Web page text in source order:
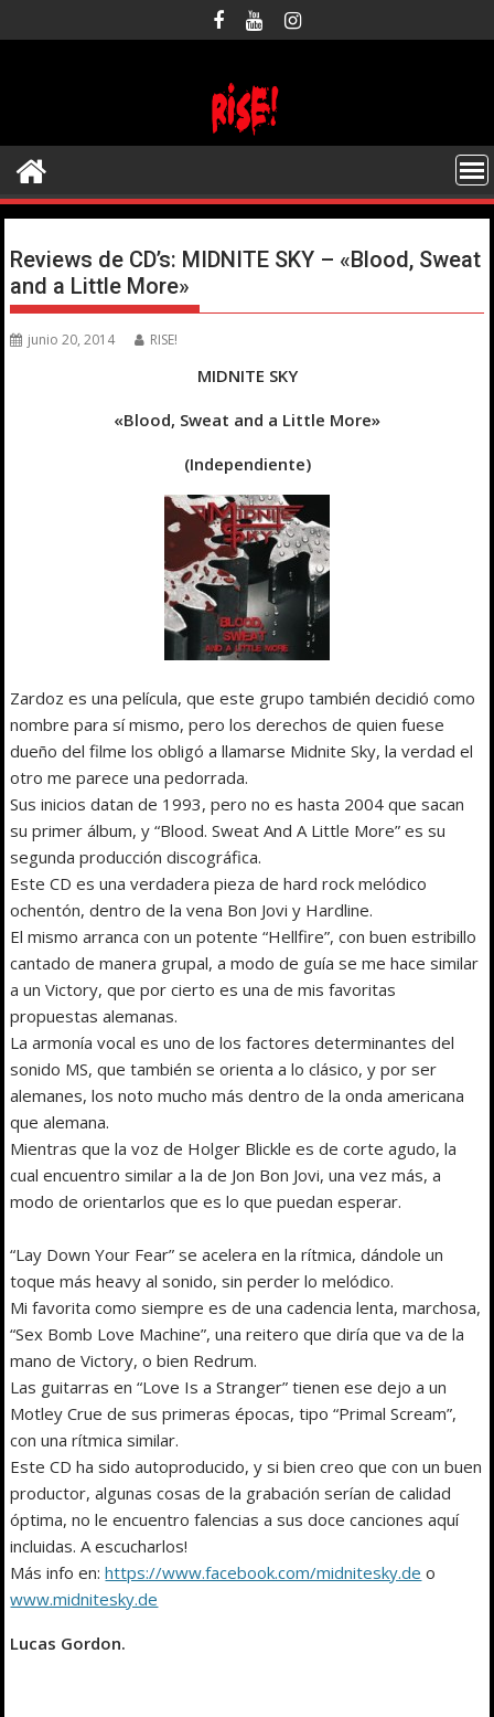
al
Reviews de CD’s: MIDNITE SKY – «Blood, Sweat
and a Little More»
junio 20, 2014 RISE!
MIDNITE SKY
«Blood, Sweat and a Little More»
(Independiente)
Zardoz es una película, que este grupo también decidió como
nombre para sí mismo, pero los derechos de quien fuese
dueño del filme los obligó a llamarse Midnite Sky, la verdad el
otro me parece una pedorrada.
Sus inicios datan de 1993, pero no es hasta 2004 que sacan
su primer álbum, y “Blood. Sweat And A Little More” es su
segunda producción discográfica.
Este CD es una verdadera pieza de hard rock melódico
ochentón, dentro de la vena Bon Jovi y Hardline.
El mismo arranca con un potente “Hellfire”, con buen estribillo
cantado de manera grupal, a modo de guía se me hace similar
a un Victory, que por cierto es una de mis favoritas
propuestas alemanas.
La armonía vocal es uno de los factores determinantes del
sonido MS, que también se orienta a lo clásico, y por ser
alemanes, los noto mucho más dentro de la onda americana
que alemana.
Mientras que la voz de Holger Blickle es de corte agudo, la
cual encuentro similar a la de Jon Bon Jovi, una vez más, a
modo de orientarlos que es lo que puedan esperar.
“Lay Down Your Fear” se acelera en la rítmica, dándole un
toque más heavy al sonido, sin perder lo melódico.
Mi favorita como siempre es de una cadencia lenta, marchosa,
“Sex Bomb Love Machine”, una reitero que diría que va de la
mano de Victory, o bien Redrum.
Las guitarras en “Love Is a Stranger” tienen ese dejo a un
Motley Crue de sus primeras épocas, tipo “Primal Scream”,
con una rítmica similar.
Este CD ha sido autoproducido, y si bien creo que con un buen
productor, algunas cosas de la grabación serían de calidad
óptima, no le encuentro falencias a sus doce canciones aquí
incluidas. A escucharlos!
Más info en:https://www.facebook.com/midnitesky.de o
www.midnitesky.de
Lucas Gordon.